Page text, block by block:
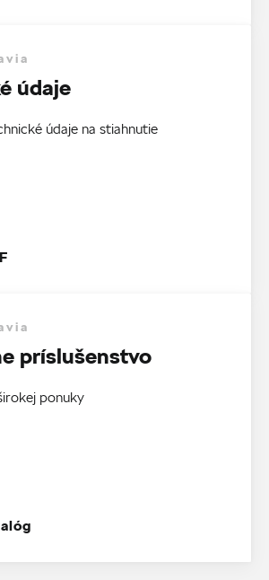
údaje
údaje na stiahnutie
príslušenstvo
ponuky